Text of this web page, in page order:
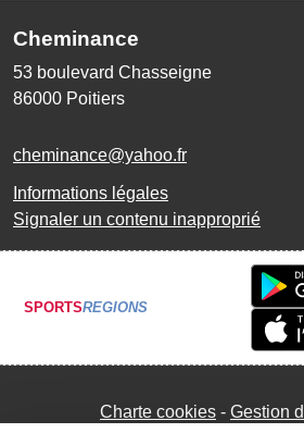
Cheminance
53 boulevard Chasseigne
86000 Poitiers
cheminance@yahoo.fr
Informations légales
Signaler un contenu inapproprié
SPORTSREGIONS
Charte cookies Gestion